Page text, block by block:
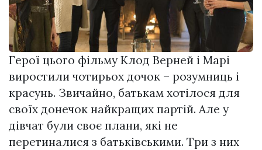
Герої цього фільму Клод Верней і Марі
виростили чотирьох дочок – розумниць і
красунь. Звичайно, батькам хотілося для
своїх донечок найкращих партій. Але у
дівчат були своє плани, які не
перетиналися з батьківськими. Три з них